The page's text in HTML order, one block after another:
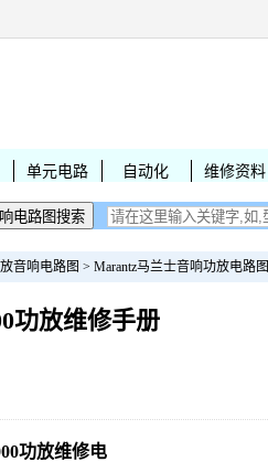
单元电路 自动化 维修资料
音响电路图 > Marantz马兰士音响功放电路图
功放维修手册
功放维修电